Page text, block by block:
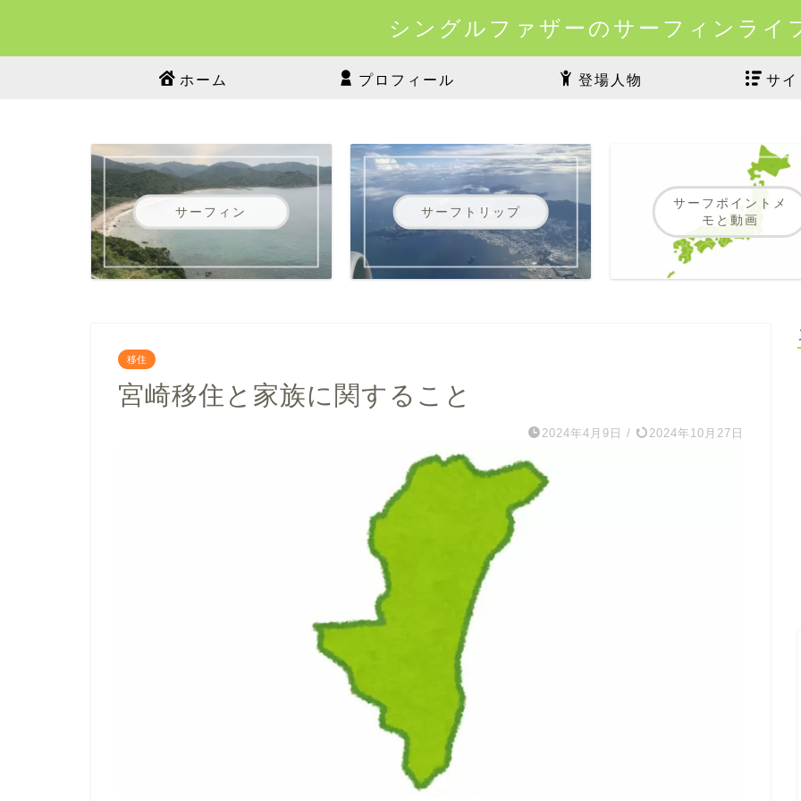
シングルファザーのサーフィンライ
ホーム プロフィール 登場人物 サ
サーフィン サーフトリップ
サーフポイントメ
モと動画
移住
宮崎移住と家族に関すること
2024年4月9日 / 2024年10月27日